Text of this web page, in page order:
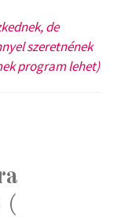
de
szeretnének
program lehet)
(